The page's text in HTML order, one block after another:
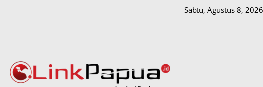
Sabtu, Agustus 8, 2026